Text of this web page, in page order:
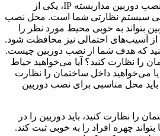
انتخاب محل مناسب برای نصب دوربین مداربسته IP، یکی از
سیستم نظارتی شما است. محل نصب
بتواند به خوبی محیط مورد نظر را
آسیب‌های احتمالی نیز محافظت شود.
کنید که هدف شما از نصب دوربین چیست.
را نظارت کنید؟ آیا می‌خواهید حیاط
می‌خواهید داخل ساختمان را نظارت
محل مناسبی برای نصب دوربین
را نظارت کنید، باید دوربین را در
چهره افراد را به خوبی ثبت کند.